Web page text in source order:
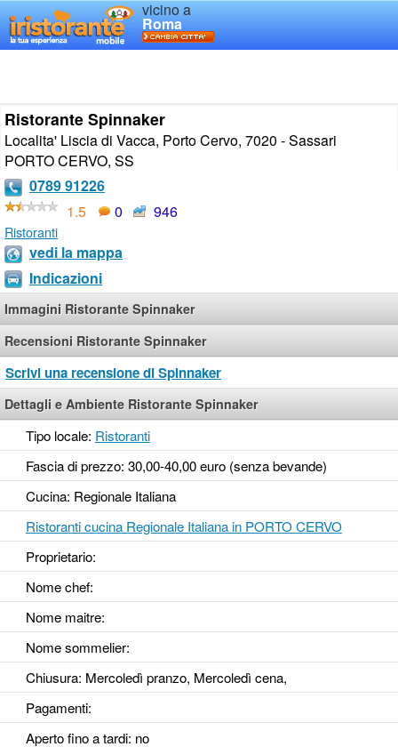
vicino a
Roma
Ristorante Spinnaker
Localita' Liscia di Vacca, Porto Cervo, 7020 - Sassari
PORTO CERVO, SS
0789 91226
1.5
0 946
Ristoranti
vedi la mappa
Indicazioni
Immagini Ristorante Spinnaker
Recensioni Ristorante Spinnaker
Scrivi una recensione di Spinnaker
Dettagli e Ambiente Ristorante Spinnaker
Tipo locale: Ristoranti
Fascia di prezzo: 30,00-40,00 euro (senza bevande)
Cucina: Regionale Italiana
Ristoranti cucina Regionale Italiana in PORTO CERVO
Proprietario:
Nome chef:
Nome maitre:
Nome sommelier:
Chiusura: Mercoledì pranzo, Mercoledì cena,
Pagamenti:
Aperto fino a tardi: no